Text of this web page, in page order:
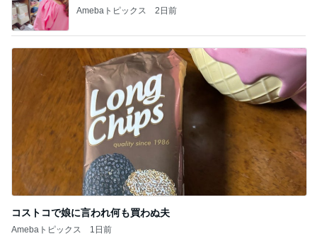
Amebaトピックス 2日前
コストコで娘に言われ何も買わぬ夫
Amebaトピックス 1日前